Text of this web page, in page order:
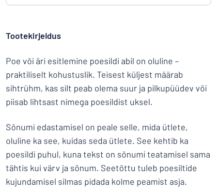
Tootekirjeldus
Poe või äri esitlemine poesildi abil on oluline –
praktiliselt kohustuslik. Teisest küljest määrab
sihtrühm, kas silt peab olema suur ja pilkupüüdev või
piisab lihtsast nimega poesildist uksel.
Sõnumi edastamisel on peale selle, mida ütlete,
oluline ka see, kuidas seda ütlete. See kehtib ka
poesildi puhul, kuna tekst on sõnumi teatamisel sama
tähtis kui värv ja sõnum. Seetõttu tuleb poesiltide
kujundamisel silmas pidada kolme peamist asja.